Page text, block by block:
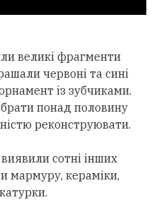
великі фрагменти
червоні та сині
із зубчиками.
понад половину
реконструювати.
сотні інших
мармуру, кераміки,